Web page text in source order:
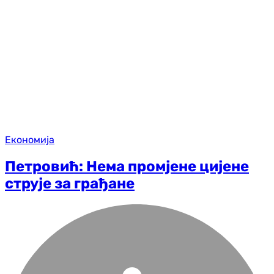
Економија
Петровић: Нема промјене цијене
струје за грађане